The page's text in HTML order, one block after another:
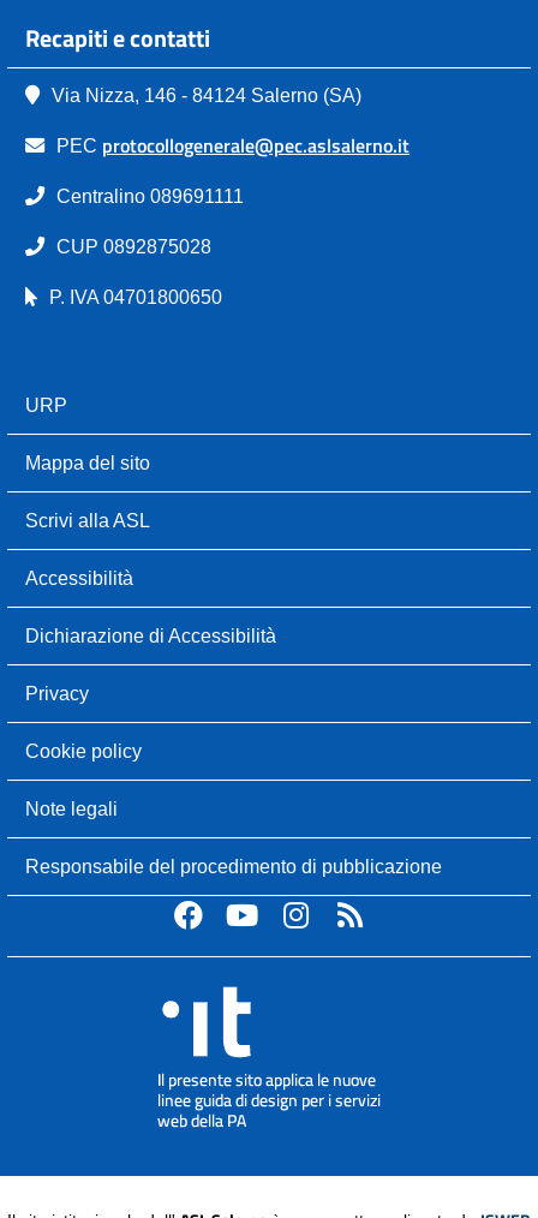
Recapiti e contatti
Via Nizza, 146 - 84124 Salerno (SA)
PEC protocollogenerale@pec.aslsalerno.it
Centralino 089691111
CUP 0892875028
P. IVA 04701800650
URP
Mappa del sito
Scrivi alla ASL
Accessibilità
Dichiarazione di Accessibilità
Privacy
Cookie policy
Note legali
Responsabile del procedimento di pubblicazione